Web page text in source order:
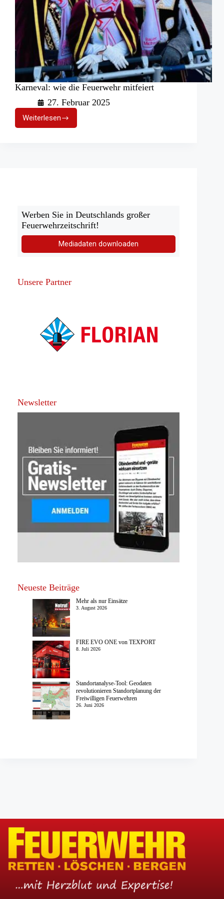
Karneval: wie die Feuerwehr mitfeiert
27. Februar 2025
Weiterlesen
Karneval:
wie
Werben Sie in Deutschlands großer
Feuerwehrzeitschrift!
Mediadaten downloaden
Unsere Partner
Newsletter
Neueste Beiträge
Mehr als nur Einsätze
3. August 2026
FIRE EVO ONE von TEXPORT
8. Juli 2026
Standortanalyse-Tool: Geodaten
revolutionieren Standortplanung der
Freiwilligen Feuerwehren
26. Juni 2026